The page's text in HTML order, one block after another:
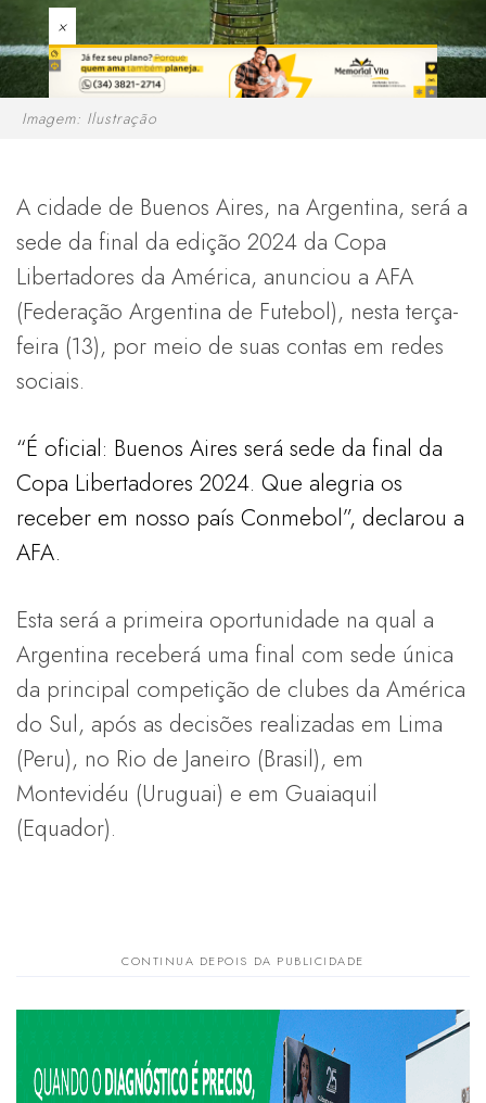
×
Imagem: Ilustração
A cidade de Buenos Aires, na Argentina, será a
sede da final da edição 2024 da Copa
Libertadores da América, anunciou a AFA
(Federação Argentina de Futebol), nesta terça-
feira (13), por meio de suas contas em redes
sociais.
“É oficial: Buenos Aires será sede da final da
Copa Libertadores 2024. Que alegria os
receber em nosso país Conmebol”, declarou a
AFA.
Esta será a primeira oportunidade na qual a
Argentina receberá uma final com sede única
da principal competição de clubes da América
do Sul, após as decisões realizadas em Lima
(Peru), no Rio de Janeiro (Brasil), em
Montevidéu (Uruguai) e em Guaiaquil
(Equador).